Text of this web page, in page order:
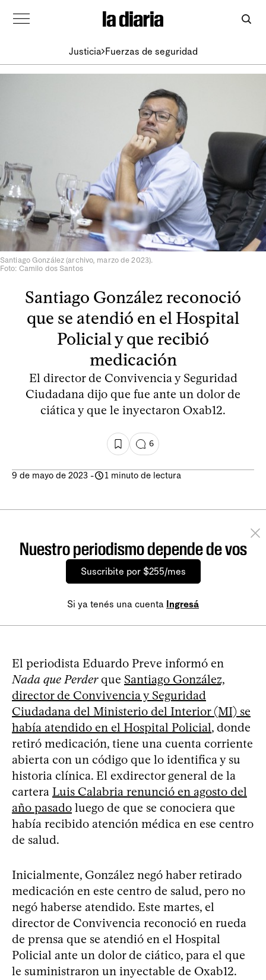
Justicia Fuerzas de seguridad
Santiago González (archivo, marzo de 2023).
Foto: Camilo dos Santos
Santiago González reconoció
que se atendió en el Hospital
Policial y que recibió
medicación
El director de Convivencia y Seguridad
Ciudadana dijo que fue ante un dolor de
ciática y que le inyectaron Oxab12.
6
9 de mayo de 2023 - 1 minuto de lectura
Nuestro periodismo depende de vos
Suscribite por $255/mes
Si ya tenés una cuenta Ingresá
El periodista Eduardo Preve informó en
Nada que Perderque Santiago González,
director de Convivencia y Seguridad
Ciudadana del Ministerio del Interior (MI) se
había atendido en el Hospital Policial, donde
retiró medicación, tiene una cuenta corriente
abierta con un código que lo identifica y su
historia clínica. El exdirector general de la
cartera Luis Calabria renunció en agosto del
año pasado luego de que se conociera que
había recibido atención médica en ese centro
de salud.
Inicialmente, González negó haber retirado
medicación en este centro de salud, pero no
negó haberse atendido. Este martes, el
director de Convivencia reconoció en rueda
de prensa que se atendió en el Hospital
Policial ante un dolor de ciático, para el que
le suministraron un inyectable de Oxab12.